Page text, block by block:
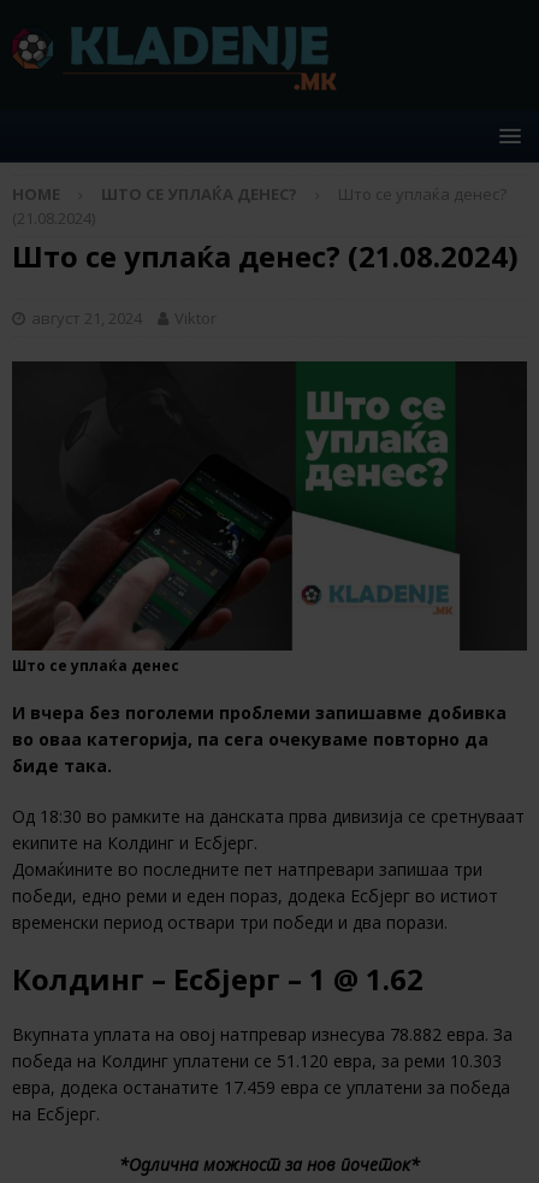
HOME ШТО СЕ УПЛАЌА ДЕНЕС?
Што се уплаќа денес?
(21.08.2024)
Што се уплаќа денес? (21.08.2024)
август 21, 2024 Viktor
Што се уплаќа денес
И вчера без поголеми проблеми запишавме добивка
во оваа категорија, па сега очекуваме повторно да
биде така.
Од 18:30 во рамките на данската прва дивизија се сретнуваат
екипите на Колдинг и Есбјерг.
Домаќините во последните пет натпревари запишаа три
победи, едно реми и еден пораз, додека Есбјерг во истиот
временски период оствари три победи и два порази.
Колдинг – Есбјерг – 1 @ 1.62
Вкупната уплата на овој натпревар изнесува 78.882 евра. За
победа на Колдинг уплатени се 51.120 евра, за реми 10.303
евра, додека останатите 17.459 евра се уплатени за победа
на Есбјерг.
*Одлична можност за нов почеток*